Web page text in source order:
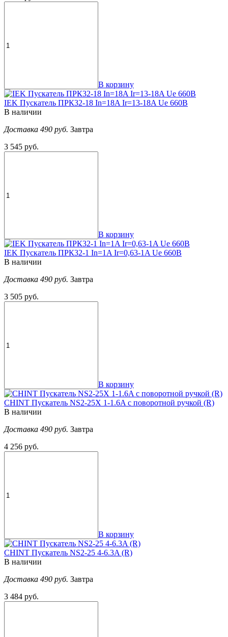
В корзину
IEK Пускатель ПРК32-18 In=18A Ir=13-18A Ue 660В
В наличии
Доставка 490 руб. Завтра
3 545 руб.
В корзину
IEK Пускатель ПРК32-1 In=1A Ir=0,63-1A Ue 660В
В наличии
Доставка 490 руб. Завтра
3 505 руб.
В корзину
CHINT Пускатель NS2-25X 1-1.6A с поворотной ручкой (R)
В наличии
Доставка 490 руб. Завтра
4 256 руб.
В корзину
CHINT Пускатель NS2-25 4-6.3A (R)
В наличии
Доставка 490 руб. Завтра
3 484 руб.